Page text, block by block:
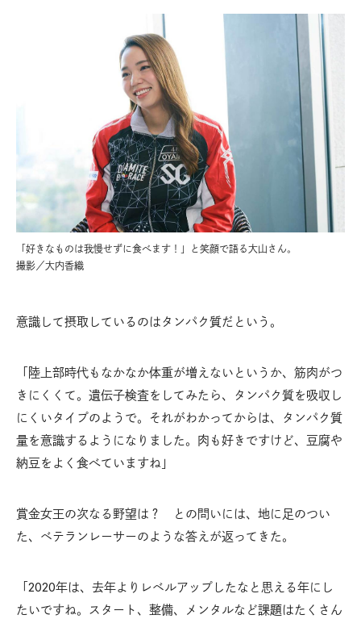
「好きなものは我慢せずに食べます！」と笑顔で語る大山さん。
撮影／大内香織
意識して摂取しているのはタンパク質だという。
「陸上部時代もなかなか体重が増えないというか、筋肉がつ
きにくくて。遺伝子検査をしてみたら、タンパク質を吸収し
にくいタイプのようで。それがわかってからは、タンパク質
量を意識するようになりました。肉も好きですけど、豆腐や
納豆をよく食べていますね」
賞金女王の次なる野望は？ との問いには、地に足のつい
た、ベテランレーサーのような答えが返ってきた。
「2020年は、去年よりレベルアップしたなと思える年にし
たいですね。スタート、整備、メンタルなど課題はたくさん